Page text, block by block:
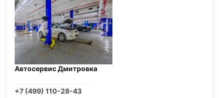
Автосервис Дмитровка
+7 (499) 110-28-43